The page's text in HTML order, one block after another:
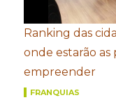
Ranking das
onde estarão
empreender
FRANQUIAS